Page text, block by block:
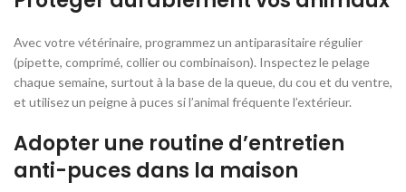
Avec votre vétérinaire, programmez un antiparasitaire régulier
(pipette, comprimé, collier ou combinaison). Inspectez le pelage
chaque semaine, surtout à la base de la queue, du cou et du ventre,
et utilisez un peigne à puces si l’animal fréquente l’extérieur.
Adopter une routine d’entretien
anti-puces dans la maison